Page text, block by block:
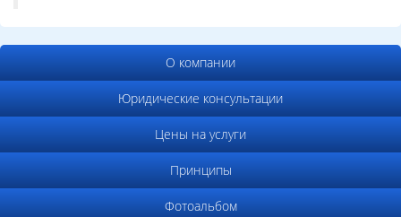
О компании
Юридические консультации
Цены на услуги
Принципы
Фотоальбом